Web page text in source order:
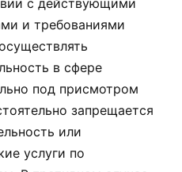
с действующими
и требованиями
в сфере
под присмотром
запрещается
или
услуги по